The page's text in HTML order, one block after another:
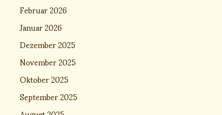
Februar 2026
Januar 2026
Dezember 2025
November 2025
Oktober 2025
September 2025